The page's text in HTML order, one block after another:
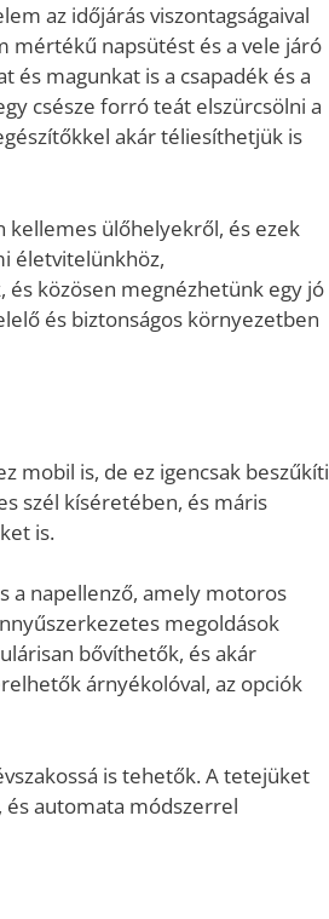
az időjárás viszontagságaival
mértékű napsütést és a vele járó
magunkat is a csapadék és a
csésze forró teát elszürcsölni a
akár téliesíthetjük is
kellemes ülőhelyekről, és ezek
életvitelünkhöz,
és közösen megnézhetünk egy jó
és biztonságos környezetben
mobil is, de ez igencsak beszűkíti
szél kíséretében, és máris
is.
a napellenző, amely motoros
megoldások
bővíthetők, és akár
árnyékolóval, az opciók
is tehetők. A tetejüket
és automata módszerrel